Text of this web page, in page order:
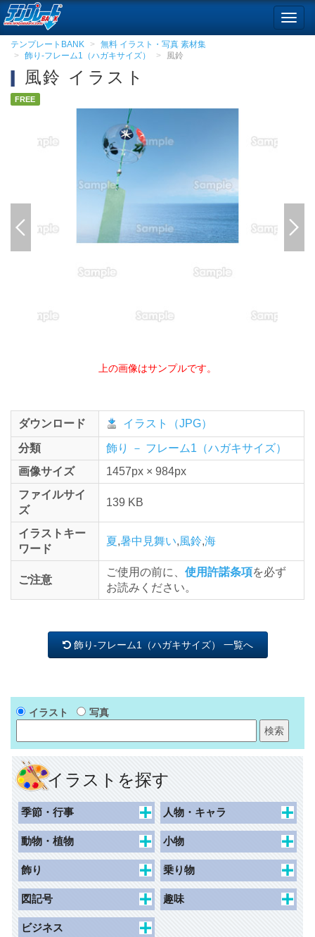
テンプレートBANK
無料 イラスト・写真 素材集
飾り-フレーム1（ハガキサイズ）
風鈴
風鈴 イラスト
FREE
上の画像はサンプルです。
ダウンロード イラスト（JPG）
分類
飾り － フレーム1（ハガキサイズ）
画像サイズ
1457px × 984px
ファイルサイ
ズ
139 KB
イラストキー
ワード
夏,暑中見舞い,風鈴,海
ご注意
ご使用の前に、 使用許諾条項を必ず
お読みください。
飾り-フレーム1（ハガキサイズ） 一覧へ
イラスト 写真
イラストを探す
季節・行事
春
夏
秋
冬
記念日
人物・キャラ
キャラクター
動物キャラクター
女性
動物・植物
花束
花
草木
動物・昆虫
小物
食べ物・飲み物
持ち物・日用品
その他
飾り
枠（ハガキ）
枠（名刺）
乗り物
交通
図記号
一般施設
趣味
ビジネス